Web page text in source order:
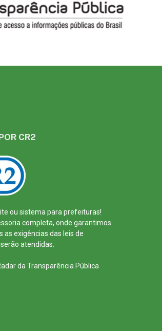
CR2
ou sistema para prefeituras!
completa, onde garantimos
as exigências das leis de
serão atendidas.
da Transparência Pública